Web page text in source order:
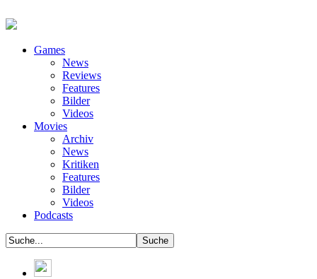
Games
News
Reviews
Features
Bilder
Videos
Movies
Archiv
News
Kritiken
Features
Bilder
Videos
Podcasts